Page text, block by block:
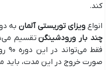
کند.
انواعویزای توریستی آلمان به
چند بار ورودشینگن تقسیم
فقط
صورت خروج در این مدت، باید